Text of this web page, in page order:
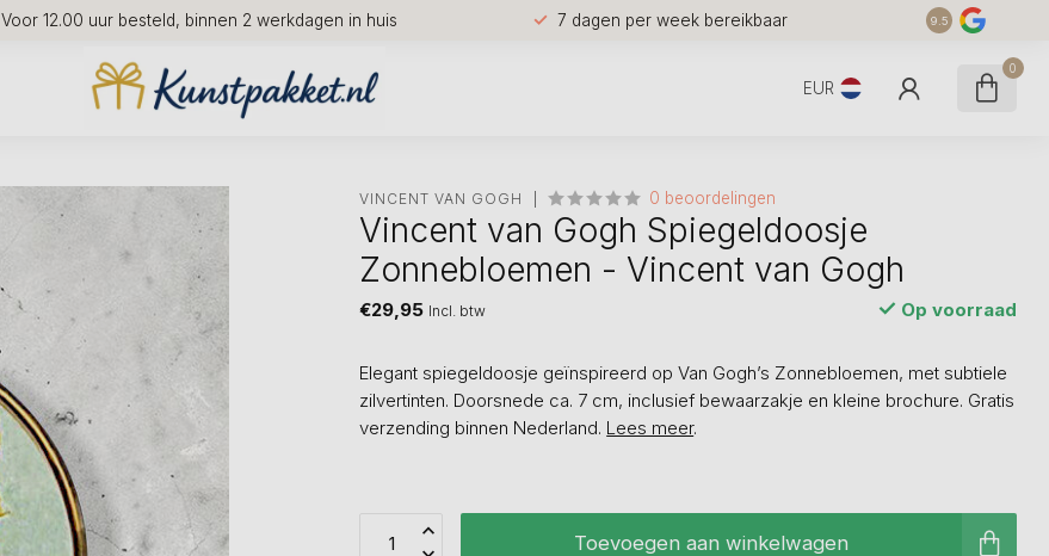
Voor 12.00 uur besteld, binnen 2 werkdagen in huis 7 dagen per week bereikbaar 9.5
EUR
0
VINCENT VAN GOGH 0 beoordelingen
Vincent van Gogh Spiegeldoosje
Zonnebloemen - Vincent van Gogh
€29,95 Incl. btw Op voorraad
Elegant spiegeldoosje geïnspireerd op Van Gogh’s Zonnebloemen, met subtiele
zilvertinten. Doorsnede ca. 7 cm, inclusief bewaarzakje en kleine brochure. Gratis
verzending binnen Nederland. Lees meer.
Toevoegen aan winkelwagen